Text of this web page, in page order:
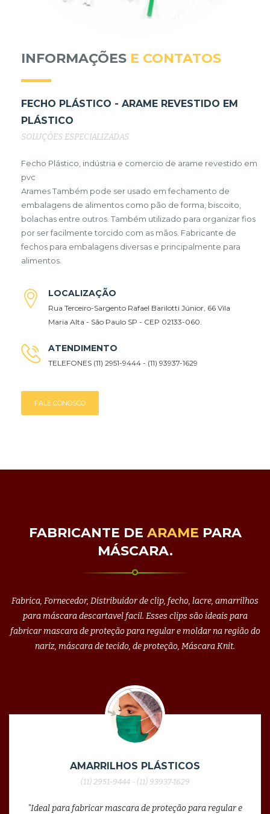
INFORMAÇÕES E CONTATOS
FECHO PLÁSTICO - ARAME REVESTIDO EM
PLÁSTICO
SOLUÇÕES ESPECIALIZADAS
Fecho Plástico, indústria e comercio de arame revestido em
pvc
Arames Também pode ser usado em fechamento de
embalagens de alimentos como pão de forma, biscoito,
bolachas entre outros. Também utilizado para organizar fios
por ser facilmente torcido com as mãos. Fabricante de
fechos para embalagens diversas e principalmente para
alimentos.
LOCALIZAÇÃO
Rua Terceiro-Sargento Rafael Barilotti Júnior, 66 Vila
Maria Alta - São Paulo SP - CEP 02133-060.
ATENDIMENTO
TELEFONES (11) 2951-9444 - (11) 93937-1629
FALE CONOSCO
FABRICANTE DE ARAME PARA
MÁSCARA.
Fabrica, Fornecedor, Distribuidor de clip, fecho, lacre, amarrilhos
para máscara descartavel facil. Esses clips são ideais para
fabricar mascara de proteção para regular e moldar na região do
nariz, máscara de tecido, de proteção, Máscara Knit.
AMARRILHOS PLÁSTICOS
(11) 2951-9444 - (11) 93937-1629
"Ideal para fabricar mascara de proteção para regular e